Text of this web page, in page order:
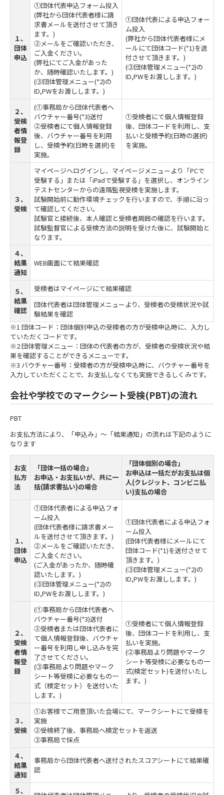
１、
団体
申込
①団体代表申込フォーム投入
(弊社から団体代表者様に請
求書メールを送付させて頂き
ます。)
②メールをご確認いただき、
ご入金ください。
(弊社にてご入金があった
か、随時確認いたします。)
(③団体管理メニュー(*2)の
ID,PWをお渡しします。)
①団体代表による申込フォー
ム投入
(弊社から団体代表者様にメ
ールにて団体コード(*1)を送
付させて頂きます。)
(③団体管理メニュー(*2)の
ID,PWをお渡しします。)
２、
受検
者情
報登
録
(①事務局から団体代表者へ
バウチャー番号(*3)送付
②受検者にて個人情報登録
後、バウチャー番号を利用
し、受検予約(日時を選択)を
実施。
①受検者にて個人情報登録
後、団体コードを利用し、支
払いと受検予約(日時の選択)
を実施。
３、
受検
マイページへログインし、マイページメニューより「PCで
受験する」または「iPadで受験する」を選択し、オンライン
テストセンターからの遠隔監視受検を実施します。
試験開始前に動作環境チェックを行いますので、手順に沿っ
て確認してください。
試験官と接続後、本人確認と受検者周囲の確認を行います。
試験監督官による受検方法の説明を受けた後に、試験開始と
なります。
４、
結果
通知
WEB画面にて結果確認
５、
結果
確認
受検者はマイページにて結果確認
団体代表者は団体管理メニューより、受検者の受検状況や試
験結果を確認
※1 団体コード：団体個別申込の受検者の方が受検申込時に、入力し
ていただくコードです。
※2 団体管理メニュー：団体の代表者の方が、受検者の受検状況や結
果を確認することができるメニューです。
※3 バウチャー番号：受検者の方が受検申込時に、バウチャー番号を
入力していただくことで、お支払しなくても実施できるしくみです。
会社や学校でのマークシート受検(PBT)の流れ
PBT
お支払方法により、「申込み」～「結果通知」の流れは下記のように
なります
お支
払方
法
「団体一括の場合」
お申込・お支払いが、共に一
括(請求書払い)の場合
「団体個別の場合」
お申込は一括だがお支払は個
人(クレジット、コンビニ払
い)支払の場合
１、
団体
申込
①団体代表者による申込フォ
ーム投入
(団体代表者様に請求書メー
ルを送付させて頂きます。)
②メールをご確認いただき、
ご入金ください。
(ご入金があったか、随時確
認いたします。)
(③団体管理メニュー(*2)の
ID,PWをお渡しします。)
①団体代表者による申込フォ
ーム投入
(団体代表者様にメールにて
団体コード(*1)を送付させて
頂きます。)
(③団体管理メニュー(*2)の
ID,PWをお渡しします。)
２、
受検
者情
報登
録
(①事務局から団体代表者へ
バウチャー番号(*3)送付
②受検者または団体代表者に
て個人情報登録後、バウチャ
ー番号を利用し申し込みを完
了させてください。
(③事務局より問題やマーク
シート等受検に必要なもの一
式（検定セット）を送付いた
します。)
①受検者にて個人情報登録
後、団体コードを利用し、支
払いを実施。
(②事務局より問題やマーク
シート等受検に必要なもの一
式(検定セット)を送付いたし
ます。)
３、
受検
①お客様でご用意頂いた会場にて、マークシートにて受検を
実施
②受検終了後、事務局へ検定セットを返送
③事務局で採点
４、
結果
通知
事務局から団体代表者へ送付されたスコアシートにて結果確
認
５、